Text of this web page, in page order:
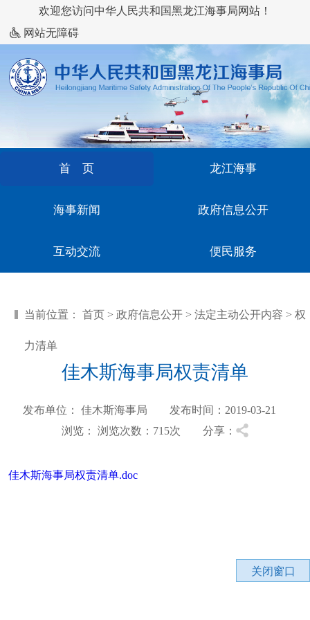
欢迎您访问中华人民共和国黑龙江海事局网站！
网站无障碍
首 页 龙江海事
海事新闻 政府信息公开
互动交流 便民服务
当前位置： 首页 > 政府信息公开 > 法定主动公开内容 > 权
力清单
佳木斯海事局权责清单
发布单位： 佳木斯海事局 发布时间：2019-03-21
浏览： 浏览次数：715次 分享：
佳木斯海事局权责清单.doc
关闭窗口